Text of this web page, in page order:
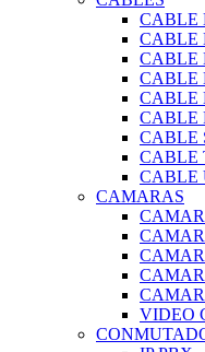
CABLE
CABLE
CABLE
CABLE
CABLE
CABLE
CABLE
CABLE
CABLE
CAMARAS
VIDEO